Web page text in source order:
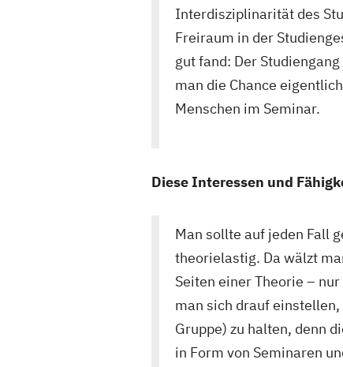
Interdisziplinarität des
Freiraum in der
gut fand: Der
man die Chance
Menschen im Seminar.
Diese Interessen und
Man sollte auf jeden Fall
theorielastig. Da wälzt
Seiten einer Theorie –
man sich drauf
Gruppe) zu halten, denn
in Form von Seminaren